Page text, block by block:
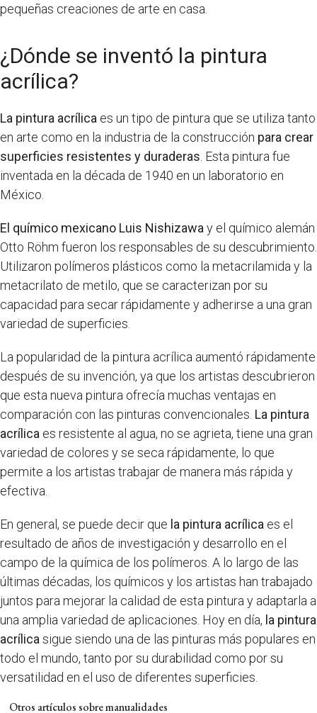
pequeñas creaciones de arte en casa.
¿Dónde se inventó la pintura
acrílica?
La pintura acrílica es un tipo de pintura que se utiliza tanto
en arte como en la industria de la construcción para crear
superficies resistentes y duraderas . Esta pintura fue
inventada en la década de 1940 en un laboratorio en
México.
El químico mexicano Luis Nishizawa y el químico alemán
Otto Röhm fueron los responsables de su descubrimiento.
Utilizaron polímeros plásticos como la metacrilamida y la
metacrilato de metilo, que se caracterizan por su
capacidad para secar rápidamente y adherirse a una gran
variedad de superficies.
La popularidad de la pintura acrílica aumentó rápidamente
después de su invención, ya que los artistas descubrieron
que esta nueva pintura ofrecía muchas ventajas en
comparación con las pinturas convencionales. La pintura
acrílica es resistente al agua, no se agrieta, tiene una gran
variedad de colores y se seca rápidamente, lo que
permite a los artistas trabajar de manera más rápida y
efectiva.
En general, se puede decir que la pintura acrílica es el
resultado de años de investigación y desarrollo en el
campo de la química de los polímeros. A lo largo de las
últimas décadas, los químicos y los artistas han trabajado
juntos para mejorar la calidad de esta pintura y adaptarla a
una amplia variedad de aplicaciones. Hoy en día, la pintura
acrílica sigue siendo una de las pinturas más populares en
todo el mundo, tanto por su durabilidad como por su
versatilidad en el uso de diferentes superficies.
Otros artículos sobre manualidades